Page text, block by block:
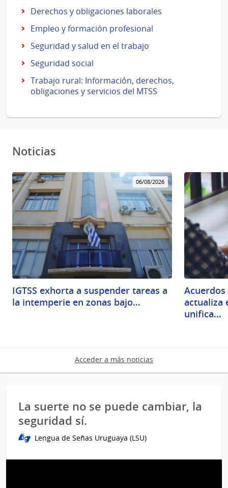
Derechos y obligaciones laborales
Empleo y formación profesional
Seguridad y salud en el trabajo
Seguridad social
Trabajo rural: Información, derechos,
obligaciones y servicios del MTSS
Noticias
06/08/2026
IGTSS exhorta a suspender tareas a
la intemperie en zonas bajo…
actualiza
unifica…
Acceder a más noticias
La suerte no se puede cambiar, la
seguridad sí.
Lengua de Señas Uruguaya (LSU)